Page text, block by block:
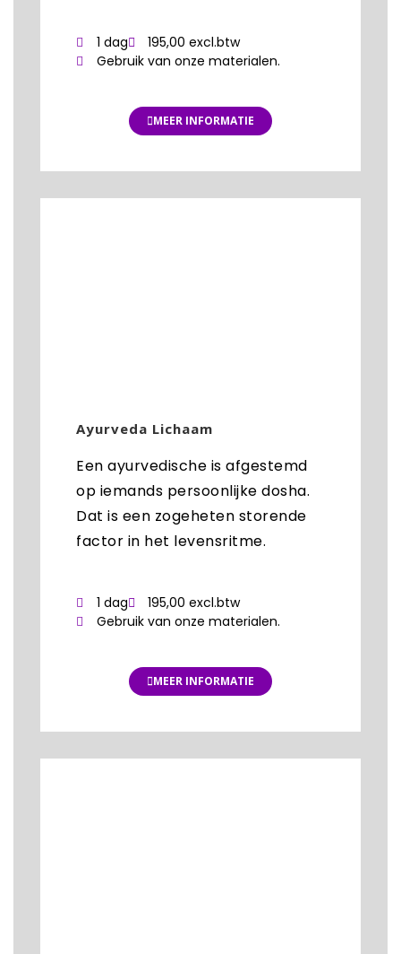
1 dag
195,00 excl.btw
Gebruik van onze materialen.
MEER INFORMATIE
Ayurveda Lichaam
Een ayurvedische is afgestemd
op iemands persoonlijke dosha.
Dat is een zogeheten storende
factor in het levensritme.
1 dag
195,00 excl.btw
Gebruik van onze materialen.
MEER INFORMATIE